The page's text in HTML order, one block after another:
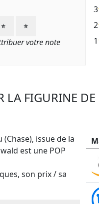
⭐ ⭐
votre note
LA FIGURINE
issue de la
est une POP
son prix / sa